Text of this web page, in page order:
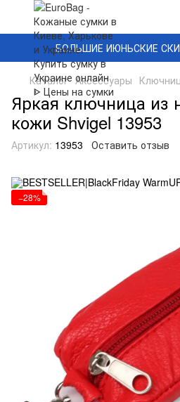
БОЛЬШИЕ ИЮНЬСКИЕ
Каталог Аксессуары
Яркая ключница из
кожи Shvigel 13953
Артикул: 13953 Оставить отзыв
−28%